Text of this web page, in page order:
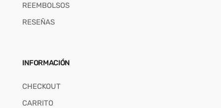
REEMBOLSOS
RESEÑAS
INFORMACIÓN
CHECKOUT
CARRITO